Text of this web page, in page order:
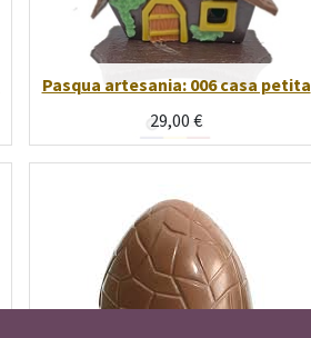
Pasqua artesania: 006 casa petita
29,00 €